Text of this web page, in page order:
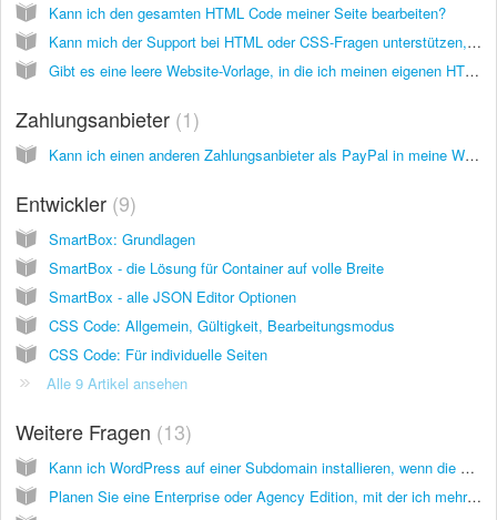
Kann ich den gesamten HTML Code meiner Seite bearbeiten?
Kann mich der Support bei HTML oder CSS-Fragen unterstützen, falls ich Hilfe benötige?
Gibt es eine leere Website-Vorlage, in die ich meinen eigenen HTML Code importieren kann?
Zahlungsanbieter 1
Kann ich einen anderen Zahlungsanbieter als PayPal in meine Website einbinden?
Entwickler 9
SmartBox: Grundlagen
SmartBox - die Lösung für Container auf volle Breite
SmartBox - alle JSON Editor Optionen
CSS Code: Allgemein, Gültigkeit, Bearbeitungsmodus
CSS Code: Für individuelle Seiten
Alle 9 Artikel ansehen
Weitere Fragen 13
Kann ich WordPress auf einer Subdomain installieren, wenn die Hauptdomain auf inCMS läuft?
Planen Sie eine Enterprise oder Agency Edition, mit der ich mehrere Websites innerhalb eines einzigen inCMS-Kontos verwalten kann?